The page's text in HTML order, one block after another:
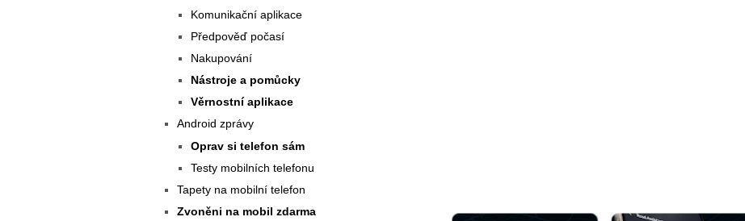
Komunikační aplikace
Předpověď počasí
Nakupování
Nástroje a pomůcky
Věrnostní aplikace
Android zprávy
Oprav si telefon sám
Testy mobilních telefonu
Tapety na mobilní telefon
Zvoněni na mobil zdarma